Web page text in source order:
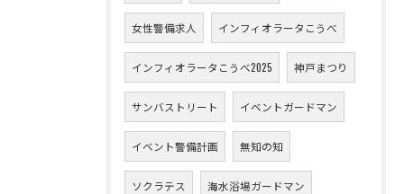
女性警備求人 インフィオラータこうべ
インフィオラータこうべ2025 神戸まつり
サンバストリート イベントガードマン
イベント警備計画 無知の知
ソクラテス 海水浴場ガードマン